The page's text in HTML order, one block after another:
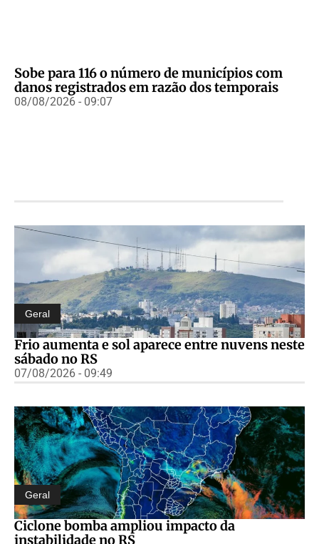
Sobe para 116 o número de municípios com
danos registrados em razão dos temporais
08/08/2026 - 09:07
Geral
Frio aumenta e sol aparece entre nuvens neste
sábado no RS
07/08/2026 - 09:49
Geral
Ciclone bomba ampliou impacto da
instabilidade no RS